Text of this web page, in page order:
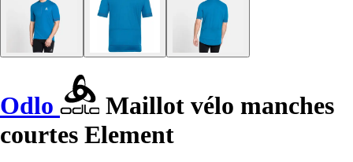
Odlo
Maillot vélo manches
courtes Element